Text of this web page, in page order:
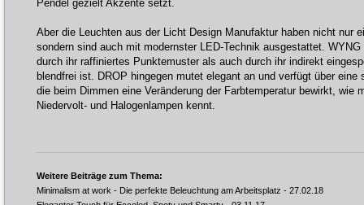
Pendel gezielt Akzente setzt.
Aber die Leuchten aus der Licht Design Manufaktur haben nicht nur
sondern sind auch mit modernster LED-Technik ausgestattet.
durch ihr raffiniertes Punktemuster als auch durch ihr indirekt
blendfrei ist. DROP hingegen mutet elegant an und verfügt über eine
die beim Dimmen eine Veränderung der Farbtemperatur bewirkt, wie
Niedervolt- und Halogenlampen kennt.
Weitere Beiträge zum Thema:
Minimalism at work - Die perfekte Beleuchtung am Arbeitsplatz - 27.02.18